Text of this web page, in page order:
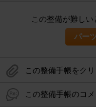
この整備が難しい
パー
この整備手帳をク
この整備手帳のコ